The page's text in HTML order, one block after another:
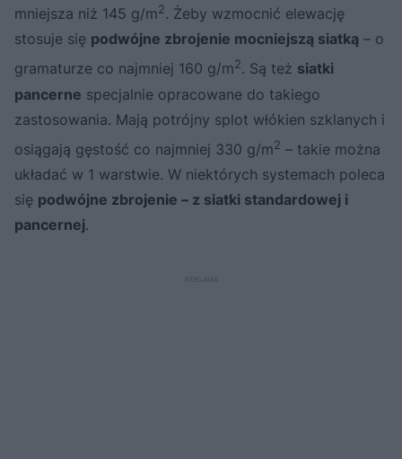
mniejsza niż 145 g/m2. Żeby wzmocnić elewację
stosuje się podwójne zbrojenie mocniejszą siatką – o
gramaturze co najmniej 160 g/m2. Są też siatki
pancerne specjalnie opracowane do takiego
zastosowania. Mają potrójny splot włókien szklanych i
osiągają gęstość co najmniej 330 g/m2 – takie można
układać w 1 warstwie. W niektórych systemach poleca
się podwójne zbrojenie – z siatki standardowej i
pancernej.